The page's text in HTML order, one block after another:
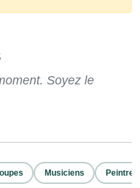
Soyez le
Musiciens Peintres